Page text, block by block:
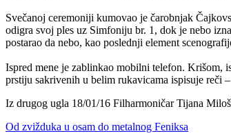
Svečanoj ceremoniji kumovao je čarobnjak
odigra svoj ples uz Simfoniju br. 1, dok je nebo
postarao da nebo, kao poslednji element
Ispred mene je zablinkao mobilni telefon. Krišom,
prstiju sakrivenih u belim rukavicama ispisuje reči
Iz drugog ugla 18/01/16 FilharmoničarTijana
Od zvižduka u osam do metalnog Feniksa